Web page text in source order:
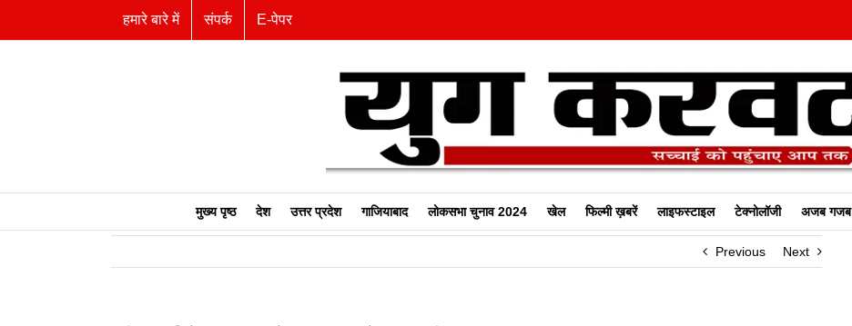
हमारे बारे में संपर्क E-पेपर
मुख्य पृष्ठ देश उत्तर प्रदेश गाजियाबाद लोकसभा चुनाव 2024 खेल फिल्‍मी ख़बरें लाइफस्टाइल टेक्नोलॉजी अजब गजब
Previous Next